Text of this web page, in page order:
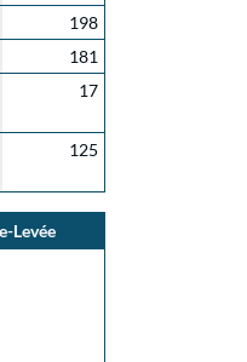
198
181
17
125
Levée